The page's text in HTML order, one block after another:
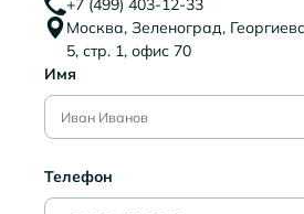
+7 (499) 403-12-33
Москва, Зеленоград,
5, стр. 1, офис 70
Имя
Телефон